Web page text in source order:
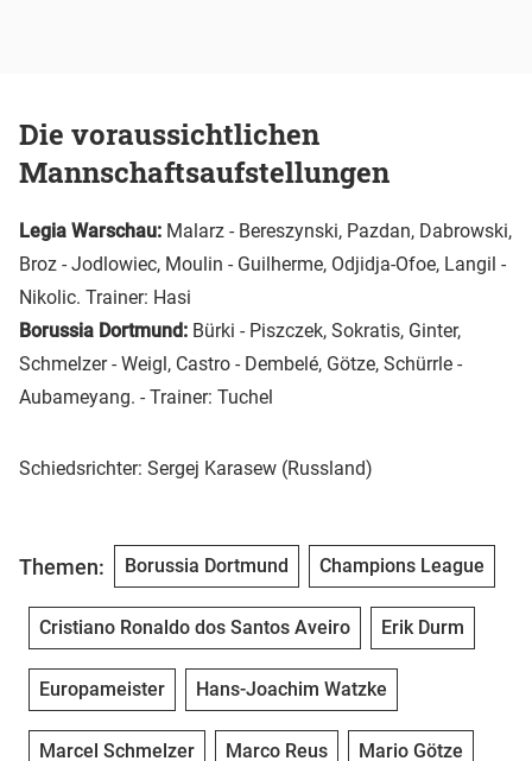
Die voraussichtlichen
Mannschaftsaufstellungen
Legia Warschau: Malarz - Bereszynski, Pazdan, Dabrowski,
Broz - Jodlowiec, Moulin - Guilherme, Odjidja-Ofoe, Langil -
Nikolic. Trainer: Hasi
Borussia Dortmund: Bürki - Piszczek, Sokratis, Ginter,
Schmelzer - Weigl, Castro - Dembelé, Götze, Schürrle -
Aubameyang. - Trainer: Tuchel
Schiedsrichter: Sergej Karasew (Russland)
Themen: Borussia Dortmund Champions League
Cristiano Ronaldo dos Santos Aveiro Erik Durm
Europameister Hans-Joachim Watzke
Marcel Schmelzer Marco Reus Mario Götze